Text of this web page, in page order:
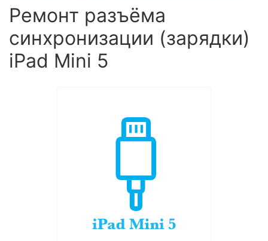
Ремонт разъёма
синхронизации (зарядки)
iPad Mini 5